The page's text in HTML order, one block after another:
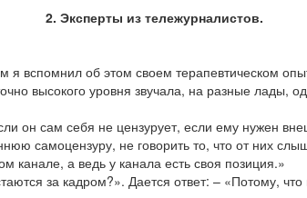
2. Эксперты из тележурналистов.
я вспомнил об этом своем терапевтическом
высокого уровня звучала, на разные
он сам себя не цензурует, если ему нужен
самоцензуру, не говорить то, что от них
канале, а ведь у канала есть своя позиция.»
за кадром?». Дается ответ: – «Потому,